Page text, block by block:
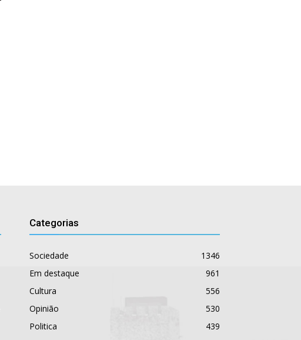
Categorias
Sociedade
1346
Em destaque
961
Cultura
556
Opinião
530
Politica
439